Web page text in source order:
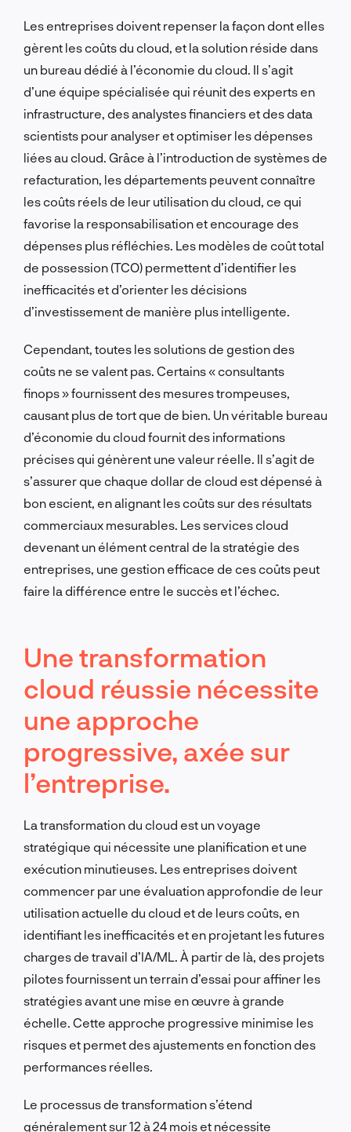
Les entreprises doivent repenser la façon dont elles
gèrent les coûts du cloud, et la solution réside dans
un bureau dédié à l’économie du cloud. Il s’agit
d’une équipe spécialisée qui réunit des experts en
infrastructure, des analystes financiers et des data
scientists pour analyser et optimiser les dépenses
liées au cloud. Grâce à l’introduction de systèmes de
refacturation, les départements peuvent connaître
les coûts réels de leur utilisation du cloud, ce qui
favorise la responsabilisation et encourage des
dépenses plus réfléchies. Les modèles de coût total
de possession (TCO) permettent d’identifier les
inefficacités et d’orienter les décisions
d’investissement de manière plus intelligente.
Cependant, toutes les solutions de gestion des
coûts ne se valent pas. Certains « consultants
finops » fournissent des mesures trompeuses,
causant plus de tort que de bien. Un véritable bureau
d’économie du cloud fournit des informations
précises qui génèrent une valeur réelle. Il s’agit de
s’assurer que chaque dollar de cloud est dépensé à
bon escient, en alignant les coûts sur des résultats
commerciaux mesurables. Les services cloud
devenant un élément central de la stratégie des
entreprises, une gestion efficace de ces coûts peut
faire la différence entre le succès et l’échec.
Une transformation
cloud réussie nécessite
une approche
progressive, axée sur
l’entreprise.
La transformation du cloud est un voyage
stratégique qui nécessite une planification et une
exécution minutieuses. Les entreprises doivent
commencer par une évaluation approfondie de leur
utilisation actuelle du cloud et de leurs coûts, en
identifiant les inefficacités et en projetant les futures
charges de travail d’IA/ML. À partir de là, des projets
pilotes fournissent un terrain d’essai pour affiner les
stratégies avant une mise en œuvre à grande
échelle. Cette approche progressive minimise les
risques et permet des ajustements en fonction des
performances réelles.
Le processus de transformation s’étend
généralement sur 12 à 24 mois et nécessite